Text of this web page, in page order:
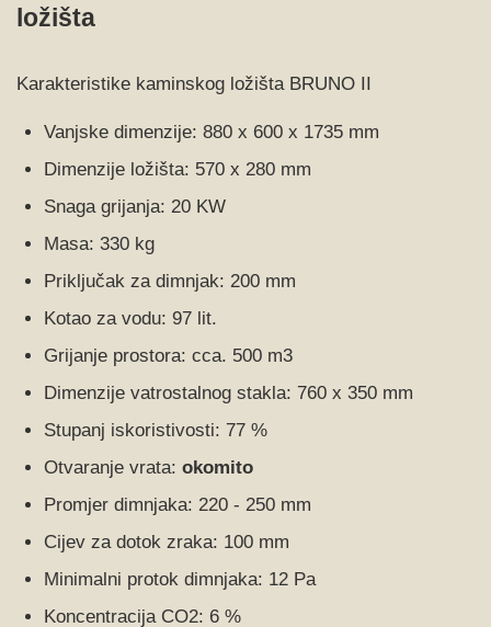
ložišta
Karakteristike kaminskog ložišta BRUNO II
Vanjske dimenzije: 880 x 600 x 1735 mm
Dimenzije ložišta: 570 x 280 mm
Snaga grijanja: 20 KW
Masa: 330 kg
Priključak za dimnjak: 200 mm
Kotao za vodu: 97 lit.
Grijanje prostora: cca. 500 m3
Dimenzije vatrostalnog stakla: 760 x 350 mm
Stupanj iskoristivosti: 77 %
Otvaranje vrata: okomito
Promjer dimnjaka: 220 - 250 mm
Cijev za dotok zraka: 100 mm
Minimalni protok dimnjaka: 12 Pa
Koncentracija CO2: 6 %